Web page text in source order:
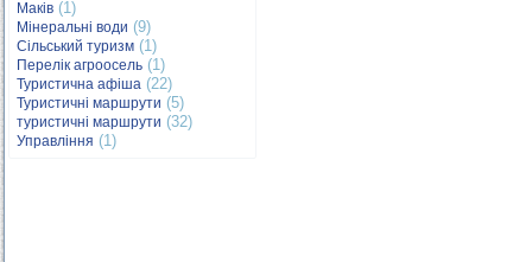
Маків (1)
Мінеральні води (9)
Сільський туризм (1)
Перелік агроосель (1)
Туристична афіша (22)
Туристичні маршрути (5)
туристичні маршрути (32)
Управління (1)